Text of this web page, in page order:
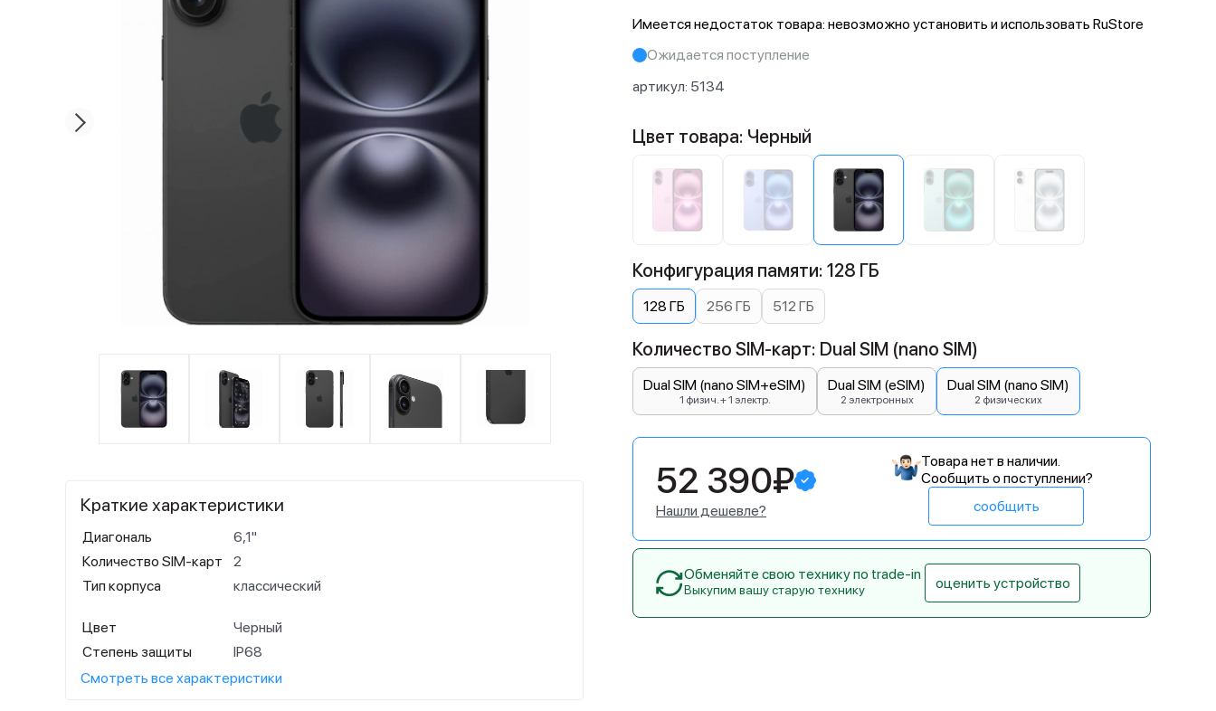
Имеется недостаток товара: невозможно установить и использовать RuStore
Ожидается поступление
артикул: 5134
Краткие характеристики
Диагональ
6,1"
Количество SIM-карт
2
Тип корпуса
классический
Цвет
Черный
Степень защиты
IP68
Смотреть все характеристики
Цвет товара: Черный
Конфигурация памяти: 128 ГБ
128 ГБ 256 ГБ 512 ГБ
Количество SIM-карт: Dual SIM (nano SIM)
Dual SIM (nano SIM+eSIM)
1 физич. + 1 электр.
Dual SIM (eSIM)
2 электронных
Dual SIM (nano SIM)
2 физических
52 390₽
Нашли дешевле?
Товара нет в наличии.
Сообщить о поступлении?
сообщить
Обменяйте свою технику по trade-in
Выкупим вашу старую технику оценить устройство